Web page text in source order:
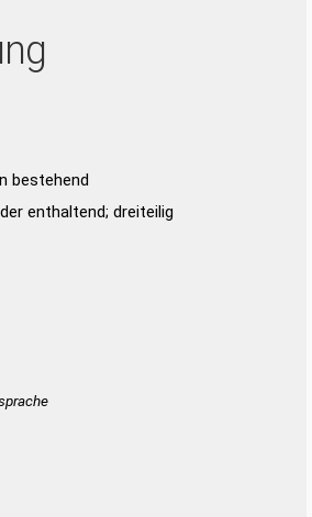
bestehend
enthaltend; dreiteilig